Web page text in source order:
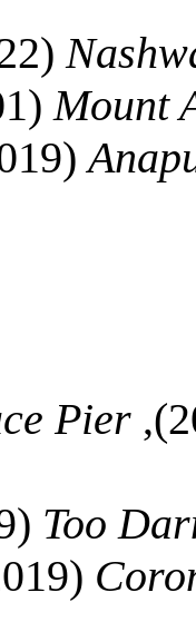
(2022)
Mount
(2001)
(2019),
Pier
Too
(2019)
(2019)